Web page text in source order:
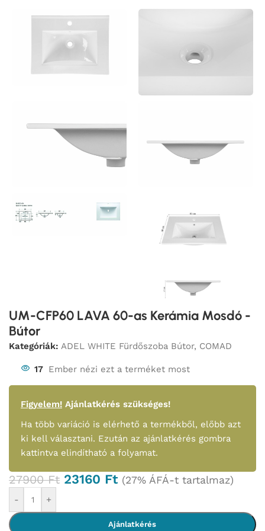
UM-CFP60 LAVA 60-as Kerámia Mosdó -
Bútor
Kategóriák: ADEL WHITE Fürdőszoba Bútor, COMAD
17 Ember nézi ezt a terméket most
Figyelem! Ajánlatkérés szükséges!
Ha több variáció is elérhető a termékből, előbb azt
ki kell választani. Ezután az ajánlatkérés gombra
kattintva elindítható a folyamat.
27900Ft 23160 Ft (27% ÁFÁ-t tartalmaz)
- +
Ajánlatkérés